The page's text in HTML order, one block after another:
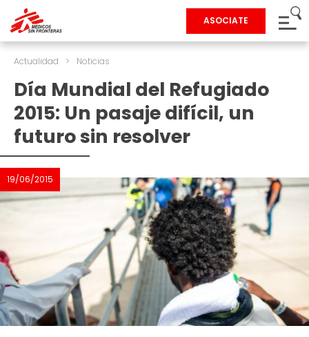
ASOCIATE
Actualidad > Noticias
Día Mundial del Refugiado
2015: Un pasaje difícil, un
futuro sin resolver
19/06/2015